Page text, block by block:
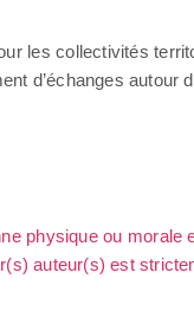
les collectivités
d’échanges autour
physique ou
auteur(s) est